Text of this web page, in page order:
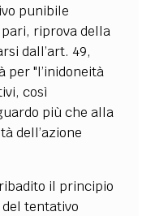
punibile
riprova della
dall’art. 49,
per "l’inidoneità
così
più che alla
dell’azione
il principio
tentativo